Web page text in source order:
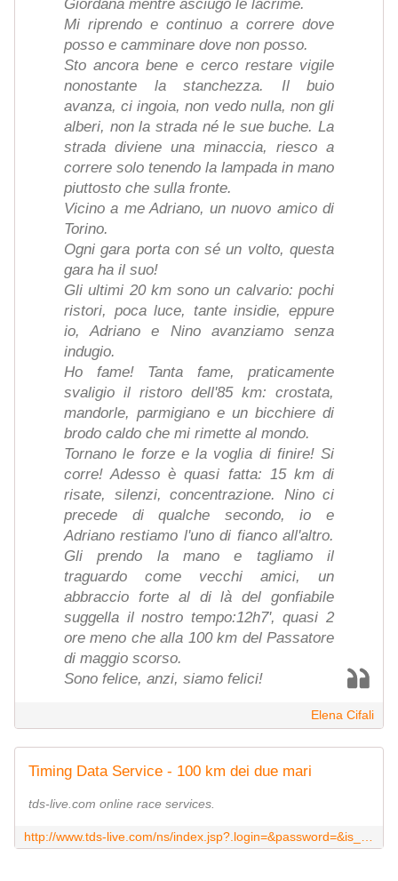
Giordana mentre asciugo le lacrime.
Mi riprendo e continuo a correre dove
posso e camminare dove non posso.
Sto ancora bene e cerco restare vigile
nonostante la stanchezza. Il buio
avanza, ci ingoia, non vedo nulla, non gli
alberi, non la strada né le sue buche. La
strada diviene una minaccia, riesco a
correre solo tenendo la lampada in mano
piuttosto che sulla fronte.
Vicino a me Adriano, un nuovo amico di
Torino.
Ogni gara porta con sé un volto, questa
gara ha il suo!
Gli ultimi 20 km sono un calvario: pochi
ristori, poca luce, tante insidie, eppure
io, Adriano e Nino avanziamo senza
indugio.
Ho fame! Tanta fame, praticamente
svaligio il ristoro dell'85 km: crostata,
mandorle, parmigiano e un bicchiere di
brodo caldo che mi rimette al mondo.
Tornano le forze e la voglia di finire! Si
corre! Adesso è quasi fatta: 15 km di
risate, silenzi, concentrazione. Nino ci
precede di qualche secondo, io e
Adriano restiamo l'uno di fianco all'altro.
Gli prendo la mano e tagliamo il
traguardo come vecchi amici, un
abbraccio forte al di là del gonfiabile
suggella il nostro tempo:12h7', quasi 2
ore meno che alla 100 km del Passatore
di maggio scorso.
Sono felice, anzi, siamo felici!
Elena Cifali
Timing Data Service - 100 km dei due mari
tds-live.com online race services.